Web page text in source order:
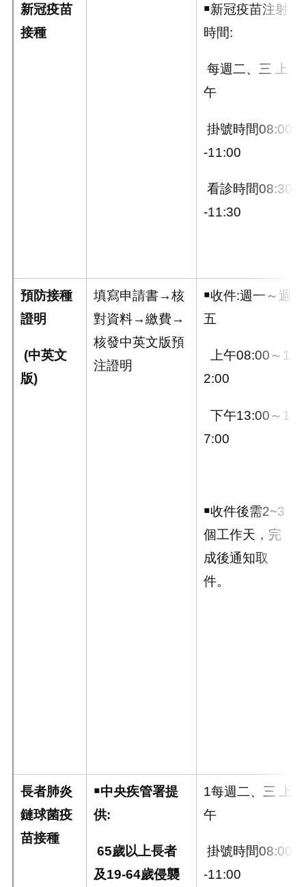
新冠疫苗
接種
￭新冠疫苗注射
時間:
每週二、三 上
午
掛號時間08:00
-11:00
看診時間08:30
-11:30
預防接種
證明
(中英文
版)
填寫申請書→核
對資料→繳費→
核發中英文版預
注證明
￭收件:週一～週
五
上午08:00～1
2:00
下午13:00～1
7:00
￭收件後需2~3
個工作天，完
成後通知取
件。
長者肺炎
鏈球菌疫
苗接種
￭中央疾管署提
供:
65歲以上長者
及19-64歲侵襲
1每週二、三 上
午
掛號時間08:00
-11:00